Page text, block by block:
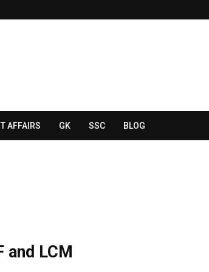
AFFAIRS GK SSC BLOG
and LCM